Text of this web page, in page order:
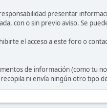
presentar
con o sin previo aviso. Se
el acceso a este foro o
de información (como tu
ni envía ningún otro tipo